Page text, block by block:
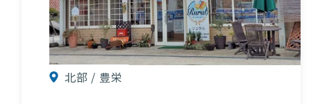
北部 / 豊栄
プライバシーポリシー
サイトポリシー